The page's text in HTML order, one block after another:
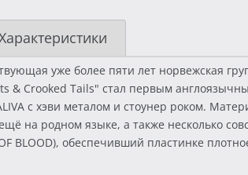
уже более пяти лет норвежская
& Crooked Tails" стал первым
с хэви металом и стоунер роком.
на родном языке, а также несколько
OF BLOOD), обеспечивший пластинке